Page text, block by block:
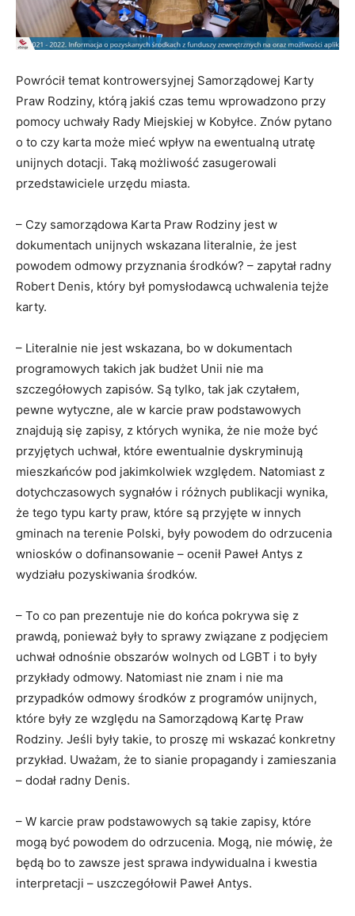
Powrócił temat kontrowersyjnej Samorządowej Karty
Praw Rodziny, którą jakiś czas temu wprowadzono przy
pomocy uchwały Rady Miejskiej w Kobyłce. Znów pytano
o to czy karta może mieć wpływ na ewentualną utratę
unijnych dotacji. Taką możliwość zasugerowali
przedstawiciele urzędu miasta.
– Czy samorządowa Karta Praw Rodziny jest w
dokumentach unijnych wskazana literalnie, że jest
powodem odmowy przyznania środków? – zapytał radny
Robert Denis, który był pomysłodawcą uchwalenia tejże
karty.
– Literalnie nie jest wskazana, bo w dokumentach
programowych takich jak budżet Unii nie ma
szczegółowych zapisów. Są tylko, tak jak czytałem,
pewne wytyczne, ale w karcie praw podstawowych
znajdują się zapisy, z których wynika, że nie może być
przyjętych uchwał, które ewentualnie dyskryminują
mieszkańców pod jakimkolwiek względem. Natomiast z
dotychczasowych sygnałów i różnych publikacji wynika,
że tego typu karty praw, które są przyjęte w innych
gminach na terenie Polski, były powodem do odrzucenia
wniosków o dofinansowanie – ocenił Paweł Antys z
wydziału pozyskiwania środków.
– To co pan prezentuje nie do końca pokrywa się z
prawdą, ponieważ były to sprawy związane z podjęciem
uchwał odnośnie obszarów wolnych od LGBT i to były
przykłady odmowy. Natomiast nie znam i nie ma
przypadków odmowy środków z programów unijnych,
które były ze względu na Samorządową Kartę Praw
Rodziny. Jeśli były takie, to proszę mi wskazać konkretny
przykład. Uważam, że to sianie propagandy i zamieszania
– dodał radny Denis.
– W karcie praw podstawowych są takie zapisy, które
mogą być powodem do odrzucenia. Mogą, nie mówię, że
będą bo to zawsze jest sprawa indywidualna i kwestia
interpretacji – uszczegółowił Paweł Antys.